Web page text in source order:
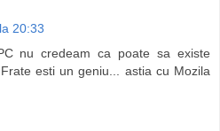
20:33
nu credeam ca poate sa existe
esti un geniu... astia cu Mozila